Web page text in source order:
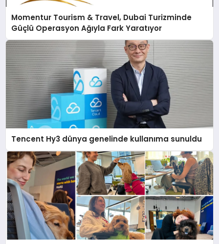
Momentur Tourism & Travel, Dubai Turizminde
Güçlü Operasyon Ağıyla Fark Yaratıyor
Tencent Hy3 dünya genelinde kullanıma sunuldu